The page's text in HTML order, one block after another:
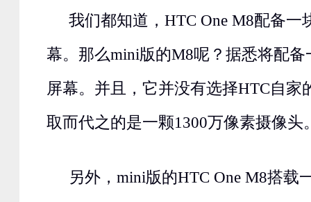
我们都知道，HTC One M8配备一
幕。那么mini版的M8呢？据悉将配备
屏幕。并且，它并没有选择HTC自家
取而代之的是一颗1300万像素摄像头
另外，mini版的HTC One M8搭载